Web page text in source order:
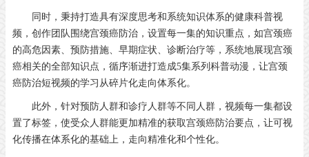
同时，秉持打造具有深度思考和系统知识体系的健康科普视
频，创作团队围绕宫颈癌防治，设置每一集的知识重点，如宫颈癌
的高危因素、预防措施、早期症状、诊断治疗等，系统地展现宫颈
癌相关的全部知识点，循序渐进打造成5集系列科普动漫，让宫颈
癌防治短视频的学习从碎片化走向体系化。
此外，针对预防人群和诊疗人群等不同人群，视频每一集都设
置了标签，使受众人群能更加精准的获取宫颈癌防治要点，让可视
化传播在体系化的基础上，走向精准化和个性化。